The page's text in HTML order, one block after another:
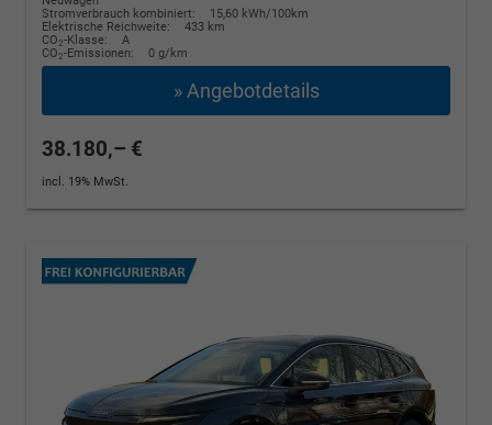
Stromverbrauch kombiniert:
15,60 kWh/100km
Elektrische Reichweite:
433 km
CO2-Klasse:
A
CO2-Emissionen: 0 g/km
» Angebotdetails
38.180,– €
incl. 19% MwSt.